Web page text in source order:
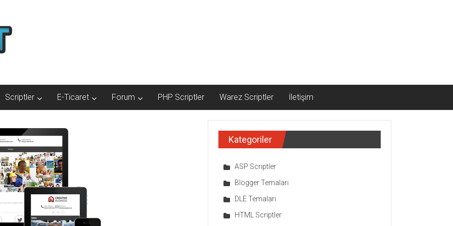
Scriptler E-Ticaret Forum PHP Scriptler Warez Scriptler İletişim
Kategoriler
ASP Scriptler
Blogger Temaları
DLE Temaları
HTML Scriptler